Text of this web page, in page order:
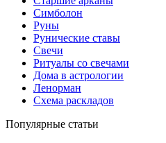
Симболон
Руны
Рунические ставы
Свечи
Ритуалы со свечами
Дома в астрологии
Ленорман
Схема раскладов
Популярные статьи